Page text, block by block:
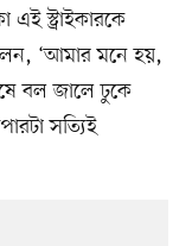
স্ট্রাইকারকে
‘আমার মনে হয়,
বল জালে ঢুকে
সত্যিই